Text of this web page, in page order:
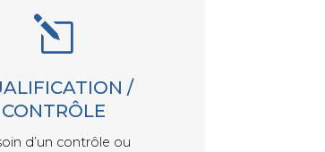
l
/
CONTRÔLE
d’un contrôle ou